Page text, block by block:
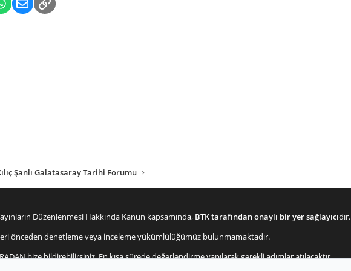
WhatsApp
E-postaLink
Şanlı Galatasaray Tarihi Forumu
Düzenlenmesi Hakkında Kanun kapsamında, BTK tarafından onaylı bir yer sağlayıcıdır.
önceden denetleme veya inceleme yükümlülüğümüz bulunmamaktadır.
bize bildirebilirsiniz. En kısa sürede değerlendirme yapılarak gerekli adımlar atılacaktır.